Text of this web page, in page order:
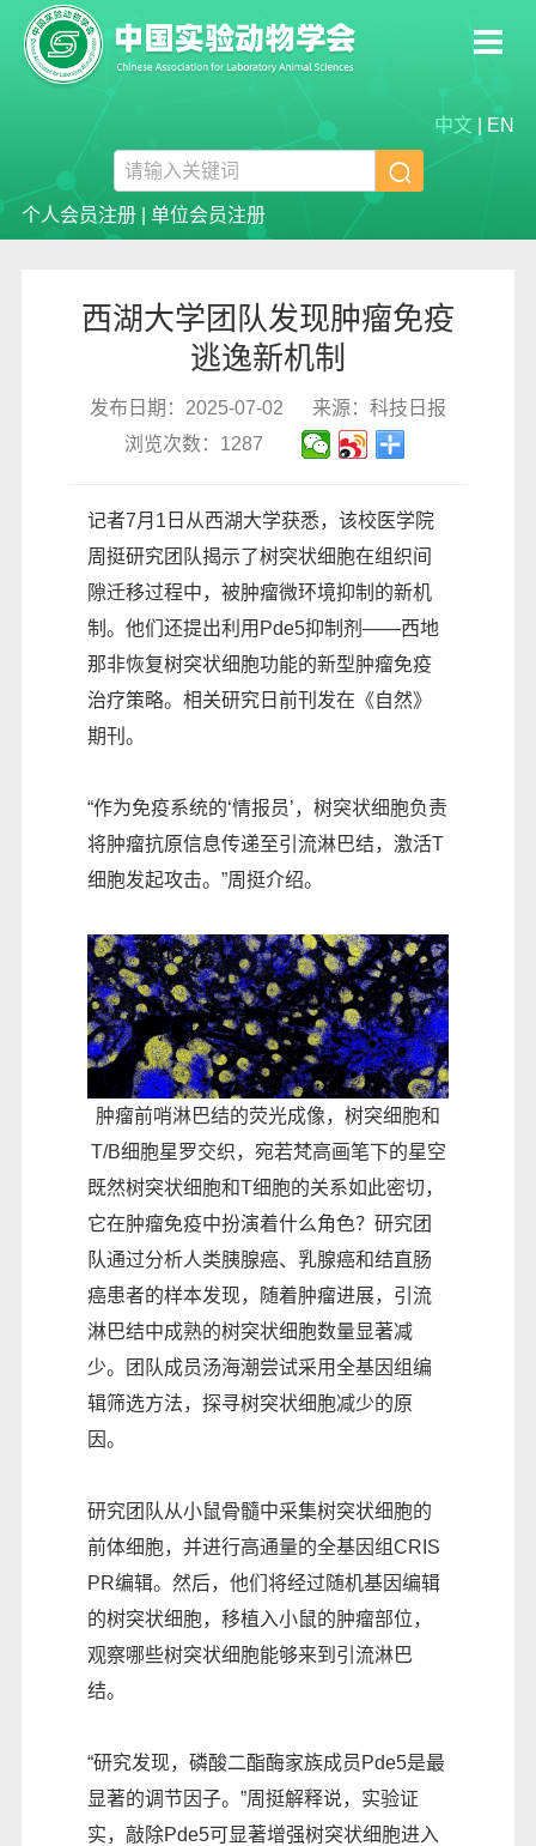
中文 EN

个人会员注册| 单位会员注册
西湖大学团队发现肿瘤免疫
逃逸新机制
发布日期：2025-07-02
来源：科技日报
浏览次数：1287
记者7月1日从西湖大学获悉，该校医学院
周挺研究团队揭示了树突状细胞在组织间
隙迁移过程中，被肿瘤微环境抑制的新机
制。他们还提出利用Pde5抑制剂——西地
那非恢复树突状细胞功能的新型肿瘤免疫
治疗策略。相关研究日前刊发在《自然》
期刊。
“作为免疫系统的‘情报员’，树突状细胞负责
将肿瘤抗原信息传递至引流淋巴结，激活T
细胞发起攻击。”周挺介绍。
肿瘤前哨淋巴结的荧光成像，树突细胞和
T/B细胞星罗交织，宛若梵高画笔下的星空
既然树突状细胞和T细胞的关系如此密切，
它在肿瘤免疫中扮演着什么角色？研究团
队通过分析人类胰腺癌、乳腺癌和结直肠
癌患者的样本发现，随着肿瘤进展，引流
淋巴结中成熟的树突状细胞数量显著减
少。团队成员汤海潮尝试采用全基因组编
辑筛选方法，探寻树突状细胞减少的原
因。
研究团队从小鼠骨髓中采集树突状细胞的
前体细胞，并进行高通量的全基因组CRIS
PR编辑。然后，他们将经过随机基因编辑
的树突状细胞，移植入小鼠的肿瘤部位，
观察哪些树突状细胞能够来到引流淋巴
结。
“研究发现，磷酸二酯酶家族成员Pde5是最
显著的调节因子。”周挺解释说，实验证
实，敲除Pde5可显著增强树突状细胞进入